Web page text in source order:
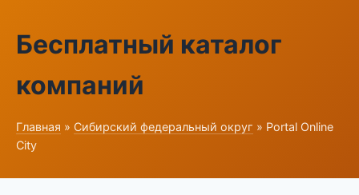
Бесплатный каталог
компаний
Главная » Сибирский федеральный округ » Portal Online
City